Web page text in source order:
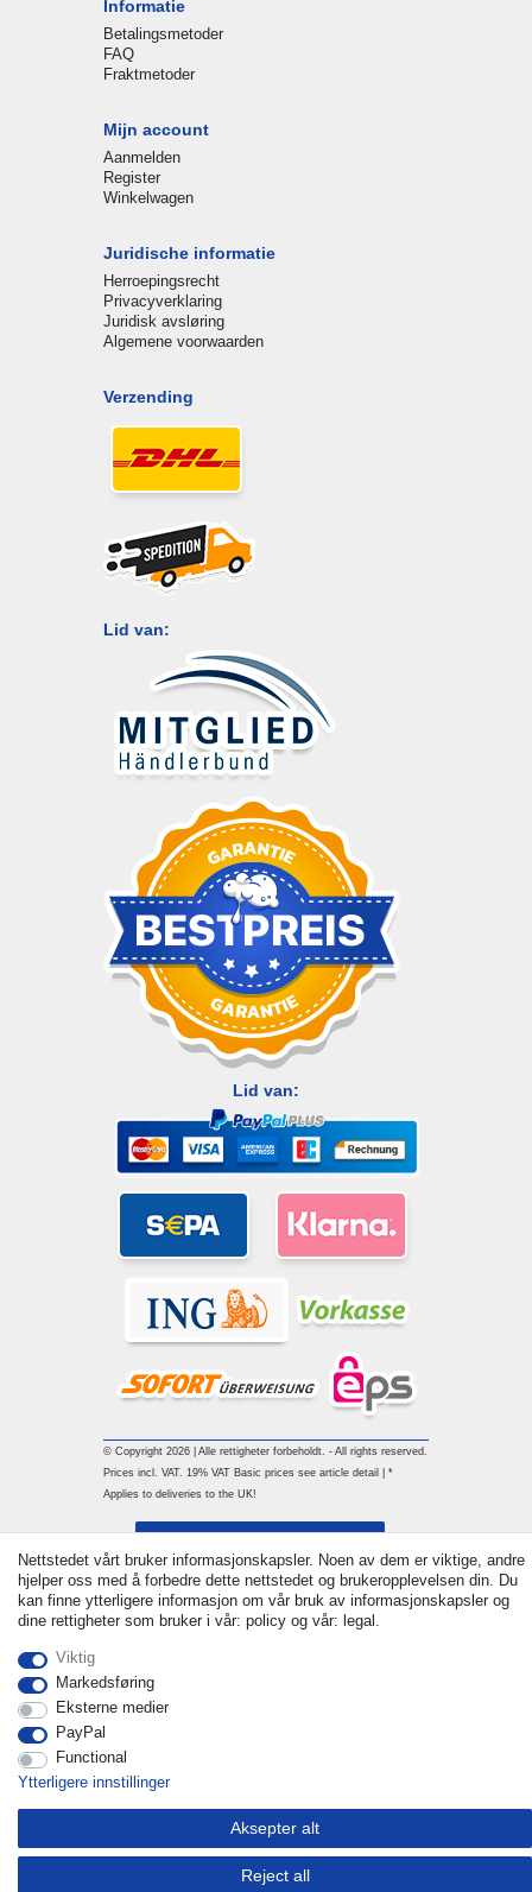
Informatie
Betalingsmetoder
FAQ
Fraktmetoder
Mijn account
Aanmelden
Register
Winkelwagen
Juridische informatie
Herroepingsrecht
Privacyverklaring
Juridisk avsløring
Algemene voorwaarden
Verzending
Lid van:
Lid van:
© Copyright 2026 | Alle rettigheter forbeholdt. - All rights reserved.
Prices incl. VAT. 19% VAT Basic prices see article detail | *
Applies to deliveries to the UK!
Nettstedet vårt bruker informasjonskapsler. Noen av dem er viktige, andre
hjelper oss med å forbedre dette nettstedet og brukeropplevelsen din. Du
kan finne ytterligere informasjon om vår bruk av informasjonskapsler og
dine rettigheter som bruker i vår: policy og vår: legal.
Viktig
Markedsføring
Eksterne medier
PayPal
Functional
Ytterligere innstillinger
Aksepter alt
Reject all
Withdraw from contract here
Ta kontakt med